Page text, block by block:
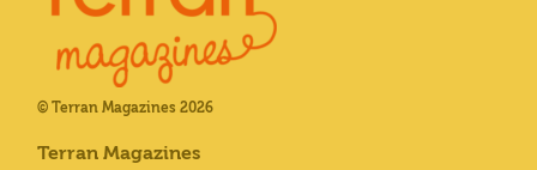
© Terran Magazines 2026
Terran Magazines